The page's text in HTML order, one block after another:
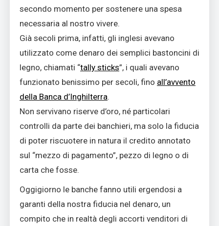
secondo momento per sostenere una spesa
necessaria al nostro vivere.
Già secoli prima, infatti, gli inglesi avevano
utilizzato come denaro dei semplici bastoncini di
legno, chiamati “tally sticks”, i quali avevano
funzionato benissimo per secoli, fino all’avvento
della Banca d’Inghilterra.
Non servivano riserve d’oro, né particolari
controlli da parte dei banchieri, ma solo la fiducia
di poter riscuotere in natura il credito annotato
sul “mezzo di pagamento”, pezzo di legno o di
carta che fosse.
Oggigiorno le banche fanno utili ergendosi a
garanti della nostra fiducia nel denaro, un
compito che in realtà degli accorti venditori di